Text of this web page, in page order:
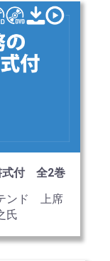
式付 全2巻
ンド 上席
氏